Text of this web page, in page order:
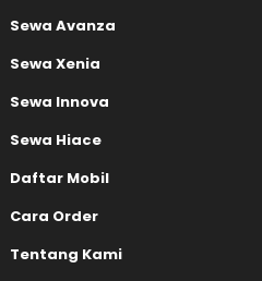
Sewa Avanza
Sewa Xenia
Sewa Innova
Sewa Hiace
Daftar Mobil
Cara Order
Tentang Kami